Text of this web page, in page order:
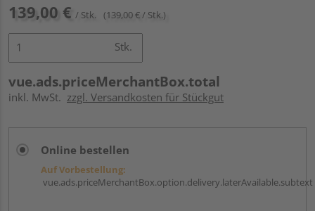
139,00 € / Stk. (139,00 € / Stk.)
Stk.
vue.ads.priceMerchantBox.total
inkl. MwSt. zzgl. Versandkosten für Stückgut
Online bestellen
Auf Vorbestellung:
vue.ads.priceMerchantBox.option.delivery.laterAvailable.subtext